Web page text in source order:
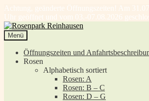
Achtung, geänderte Öffnungszeiten! Am
Uhr geöffnet und vom 03.-07.08.2026
Zur
Navigation
springen
Zum
Inhalt
springen
Menü
Öffnungszeiten und
Rosen
Alphabetisch sortiert
Rosen: A
Rosen: B – C
Rosen: D – G